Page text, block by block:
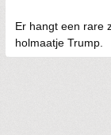
Er hangt een rare
holmaatje Trump.